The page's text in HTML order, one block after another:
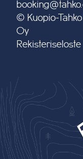
© Kuopio-
Oy
Rekisteriseloste